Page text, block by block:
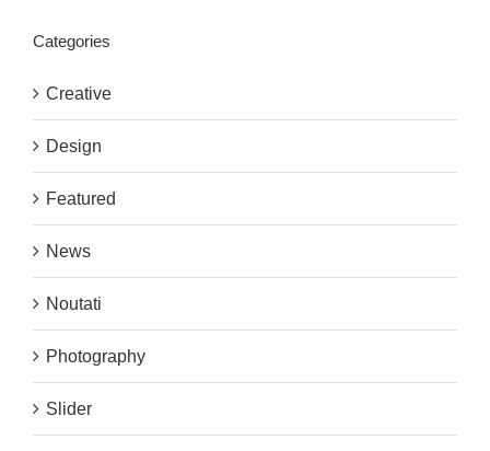
Categories
Creative
Design
Featured
News
Noutati
Photography
Slider